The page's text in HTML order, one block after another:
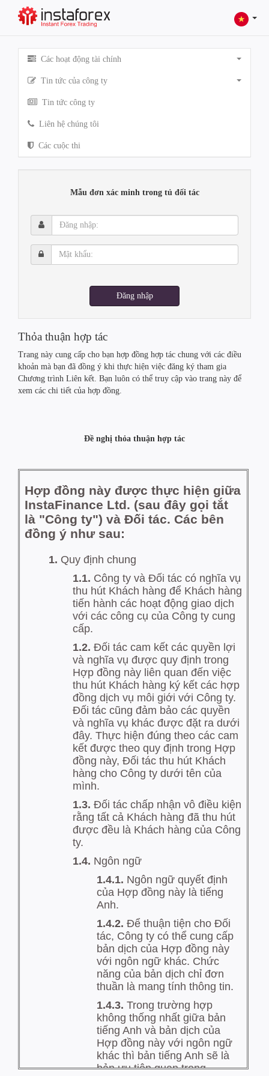
Các hoạt động tài chính
Tin tức của công ty
Tin tức công ty
Liên hệ chúng tôi
Các cuộc thi
Mẫu đơn xác minh trong tủ đối tác
Đăng
nhập:
Mật
khẩu:
Đăng nhập
Thỏa thuận hợp tác
Trang này cung cấp cho bạn hợp đồng hợp tác chung với các điều
khoản mà bạn đã đồng ý khi thực hiện việc đăng ký tham gia
Chương trình Liên kết. Bạn luôn có thể truy cập vào trang này để
xem các chi tiết của hợp đồng.
Đề nghị thỏa thuận hợp tác